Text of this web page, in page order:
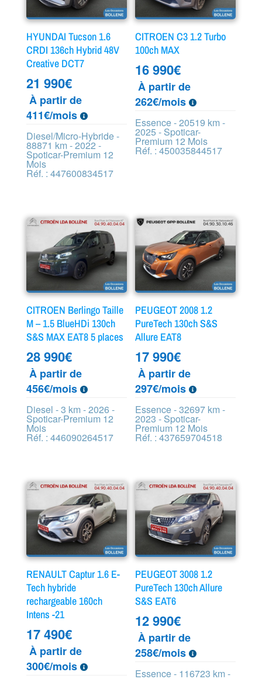
HYUNDAI Tucson 1.6
CRDI 136ch Hybrid 48V
Creative DCT7
21 990€
À partir de
411€/mois
Diesel/Micro-Hybride -
88871 km - 2022 -
Spoticar-Premium 12
Mois
Réf. : 447600834517
CITROEN C3 1.2 Turbo
100ch MAX
16 990€
À partir de
262€/mois
Essence - 20519 km -
2025 - Spoticar-
Premium 12 Mois
Réf. : 450035844517
CITROEN Berlingo Taille
M – 1.5 BlueHDi 130ch
S&S MAX EAT8 5 places
28 990€
À partir de
456€/mois
Diesel - 3 km - 2026 -
Spoticar-Premium 12
Mois
Réf. : 446090264517
PEUGEOT 2008 1.2
PureTech 130ch S&S
Allure EAT8
17 990€
À partir de
297€/mois
Essence - 32697 km -
2023 - Spoticar-
Premium 12 Mois
Réf. : 437659704518
RENAULT Captur 1.6 E-
Tech hybride
rechargeable 160ch
Intens -21
17 490€
À partir de
300€/mois
PEUGEOT 3008 1.2
PureTech 130ch Allure
S&S EAT6
12 990€
À partir de
258€/mois
Essence - 116723 km -